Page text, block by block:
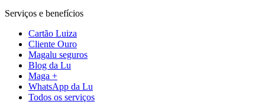
Serviços e benefícios
Cartão Luiza
Cliente Ouro
Magalu seguros
Blog da Lu
Maga +
WhatsApp da Lu
Todos os serviços